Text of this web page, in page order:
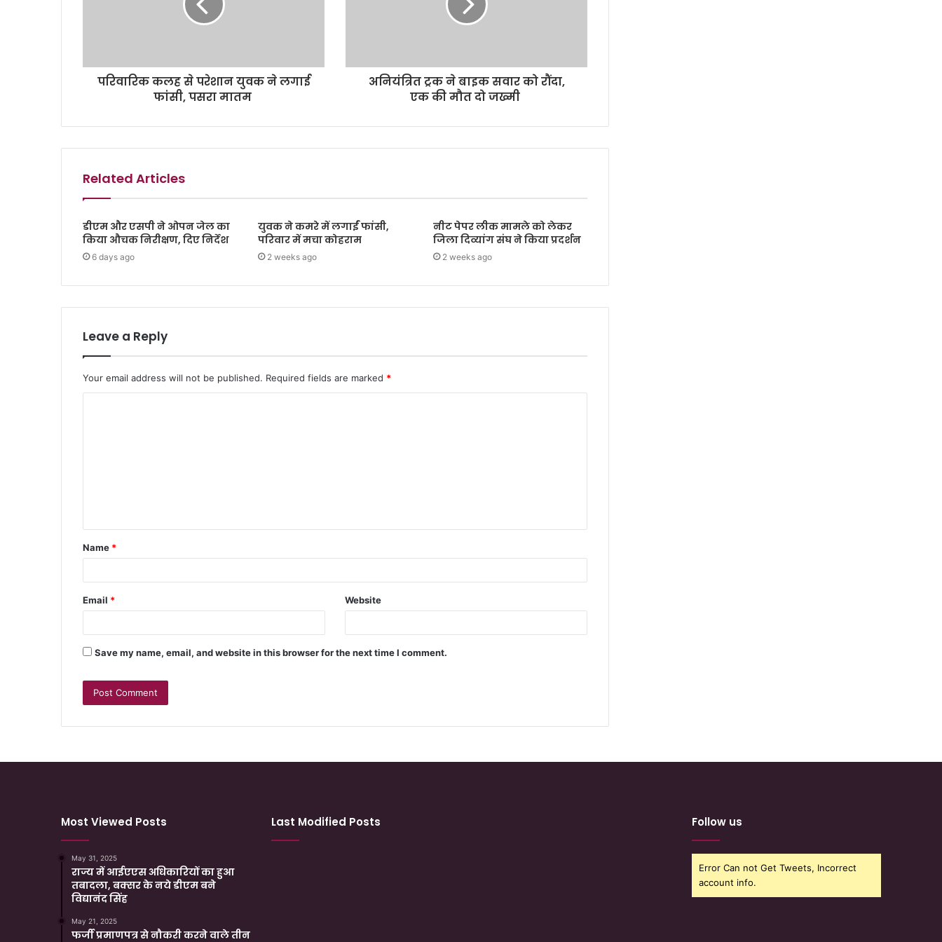
परिवारिक कलह से परेशान युवक ने लगाई
फांसी, पसरा मातम
अनियंत्रित ट्रक ने बाइक सवार को रौंदा,
एक की मौत दो जख्मी
Related Articles
डीएम और एसपी ने ओपन जेल का
किया औचक निरीक्षण, दिए निर्देश
6 days ago
युवक ने कमरे में लगाईं फांसी,
परिवार में मचा कोहराम
2 weeks ago
नीट पेपर लीक मामले को लेकर
जिला दिव्यांग संघ ने किया प्रदर्शन
2 weeks ago
Leave a Reply
Your email address will not be published. Required fields are marked *
Name *
Email * Website
Save my name, email, and website in this browser for the next time I comment.
Most Viewed Posts
May 31, 2025
राज्य में आईएएस अधिकारियों का हुआ
तबादला, बक्सर के नये डीएम बने
विद्यानंद सिंह
May 21, 2025
फर्जी प्रमाणपत्र से नौकरी करने वाले तीन
Last Modified Posts Follow us
Error Can not Get Tweets, Incorrect
account info.